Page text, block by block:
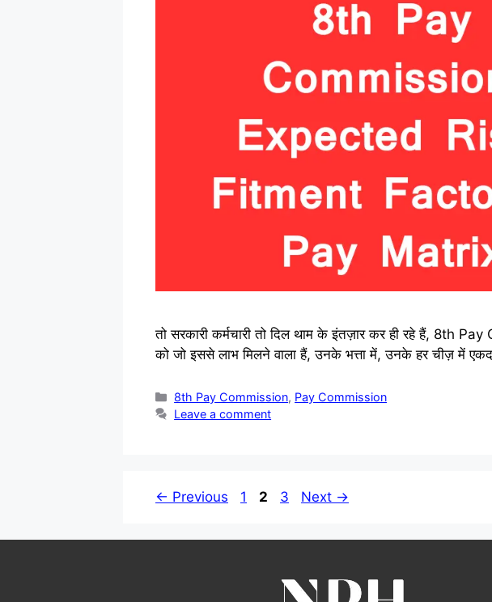
तो सरकारी कर्मचारी तो दिल थाम के इंतज़ार कर ही रहे हैं, 8th
को जो इससे लाभ मिलने वाला हैं, उनके भत्ता में, उनके हर चीज़ में
Categories
8th Pay Commission, Pay Commission
Leave a comment
← Previous Page
1 Page
2 Page
3 Next →